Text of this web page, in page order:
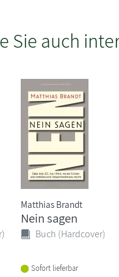
Sie auch
Matthias Brandt
Nein sagen
Buch (Hardcover)
Sofort lieferbar